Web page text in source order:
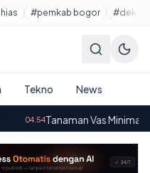
#pemkab bogor
Tekno News
Vas Minimalis Hias: